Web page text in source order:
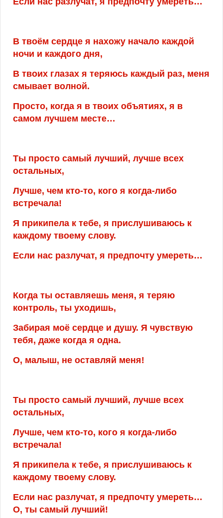
В твоём сердце я нахожу начало каждой
ночи и каждого дня,
В твоих глазах я теряюсь каждый раз, меня
смывает волной.
Просто, когда я в твоих объятиях, я в
самом лучшем месте…
Ты просто самый лучший, лучше всех
остальных,
Лучше, чем кто-то, кого я когда-либо
встречала!
Я прикипела к тебе, я прислушиваюсь к
каждому твоему слову.
Если нас разлучат, я предпочту умереть…
Когда ты оставляешь меня, я теряю
контроль, ты уходишь,
Забирая моё сердце и душу. Я чувствую
тебя, даже когда я одна.
О, малыш, не оставляй меня!
Ты просто самый лучший, лучше всех
остальных,
Лучше, чем кто-то, кого я когда-либо
встречала!
Я прикипела к тебе, я прислушиваюсь к
каждому твоему слову.
Если нас разлучат, я предпочту умереть…
О, ты самый лучший!